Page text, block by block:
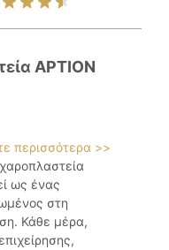
ΑΡΤΙΟΝ
περισσότερα >>
ως ένας
στη
Κάθε μέρα,